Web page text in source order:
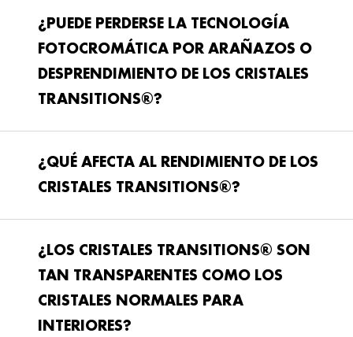
¿PUEDE PERDERSE LA TECNOLOGÍA
FOTOCROMÁTICA POR ARAÑAZOS O
DESPRENDIMIENTO DE LOS CRISTALES
TRANSITIONS®?
¿QUÉ AFECTA AL RENDIMIENTO DE LOS
CRISTALES TRANSITIONS®?
¿LOS CRISTALES TRANSITIONS® SON
TAN TRANSPARENTES COMO LOS
CRISTALES NORMALES PARA
INTERIORES?